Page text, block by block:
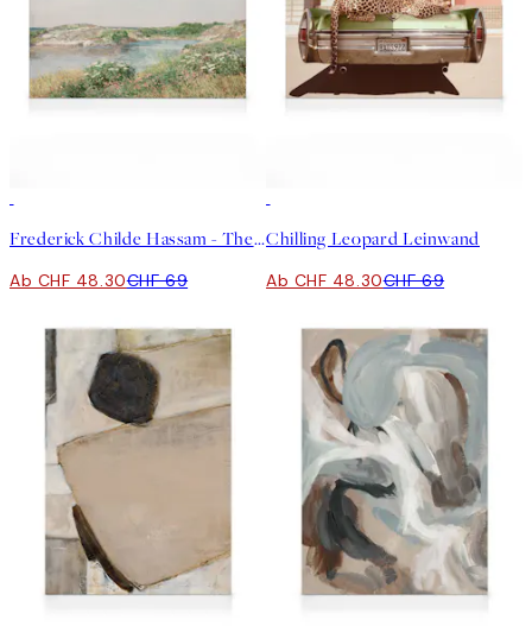
Frederick Childe Hassam - The Little Pond, Appledore Leinwand
Ab CHF 48.30CHF 69
Chilling Leopard Leinwand
Ab CHF 48.30CHF 69